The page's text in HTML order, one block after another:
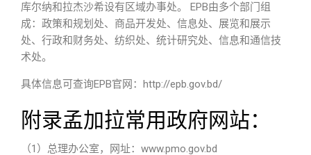
库尔纳和拉杰沙希设有区域办事处。 EPB由多个部门组
成：政策和规划处、商品开发处、信息处、展览和展示
处、行政和财务处、纺织处、统计研究处、信息和通信技
术处。
具体信息可查询EPB官网：http://epb.gov.bd/
附录孟加拉常用政府网站：
（1） 总理办公室，网址： www.pmo.gov.bd